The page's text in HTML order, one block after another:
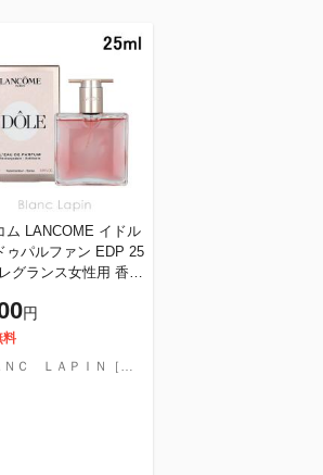
ム LANCOME イドル
ゥパルファン EDP 25
グランス女性用 香水
円
料
ＢＬＡＮＣ ＬＡＰＩＮ［ブラン・ラパン］